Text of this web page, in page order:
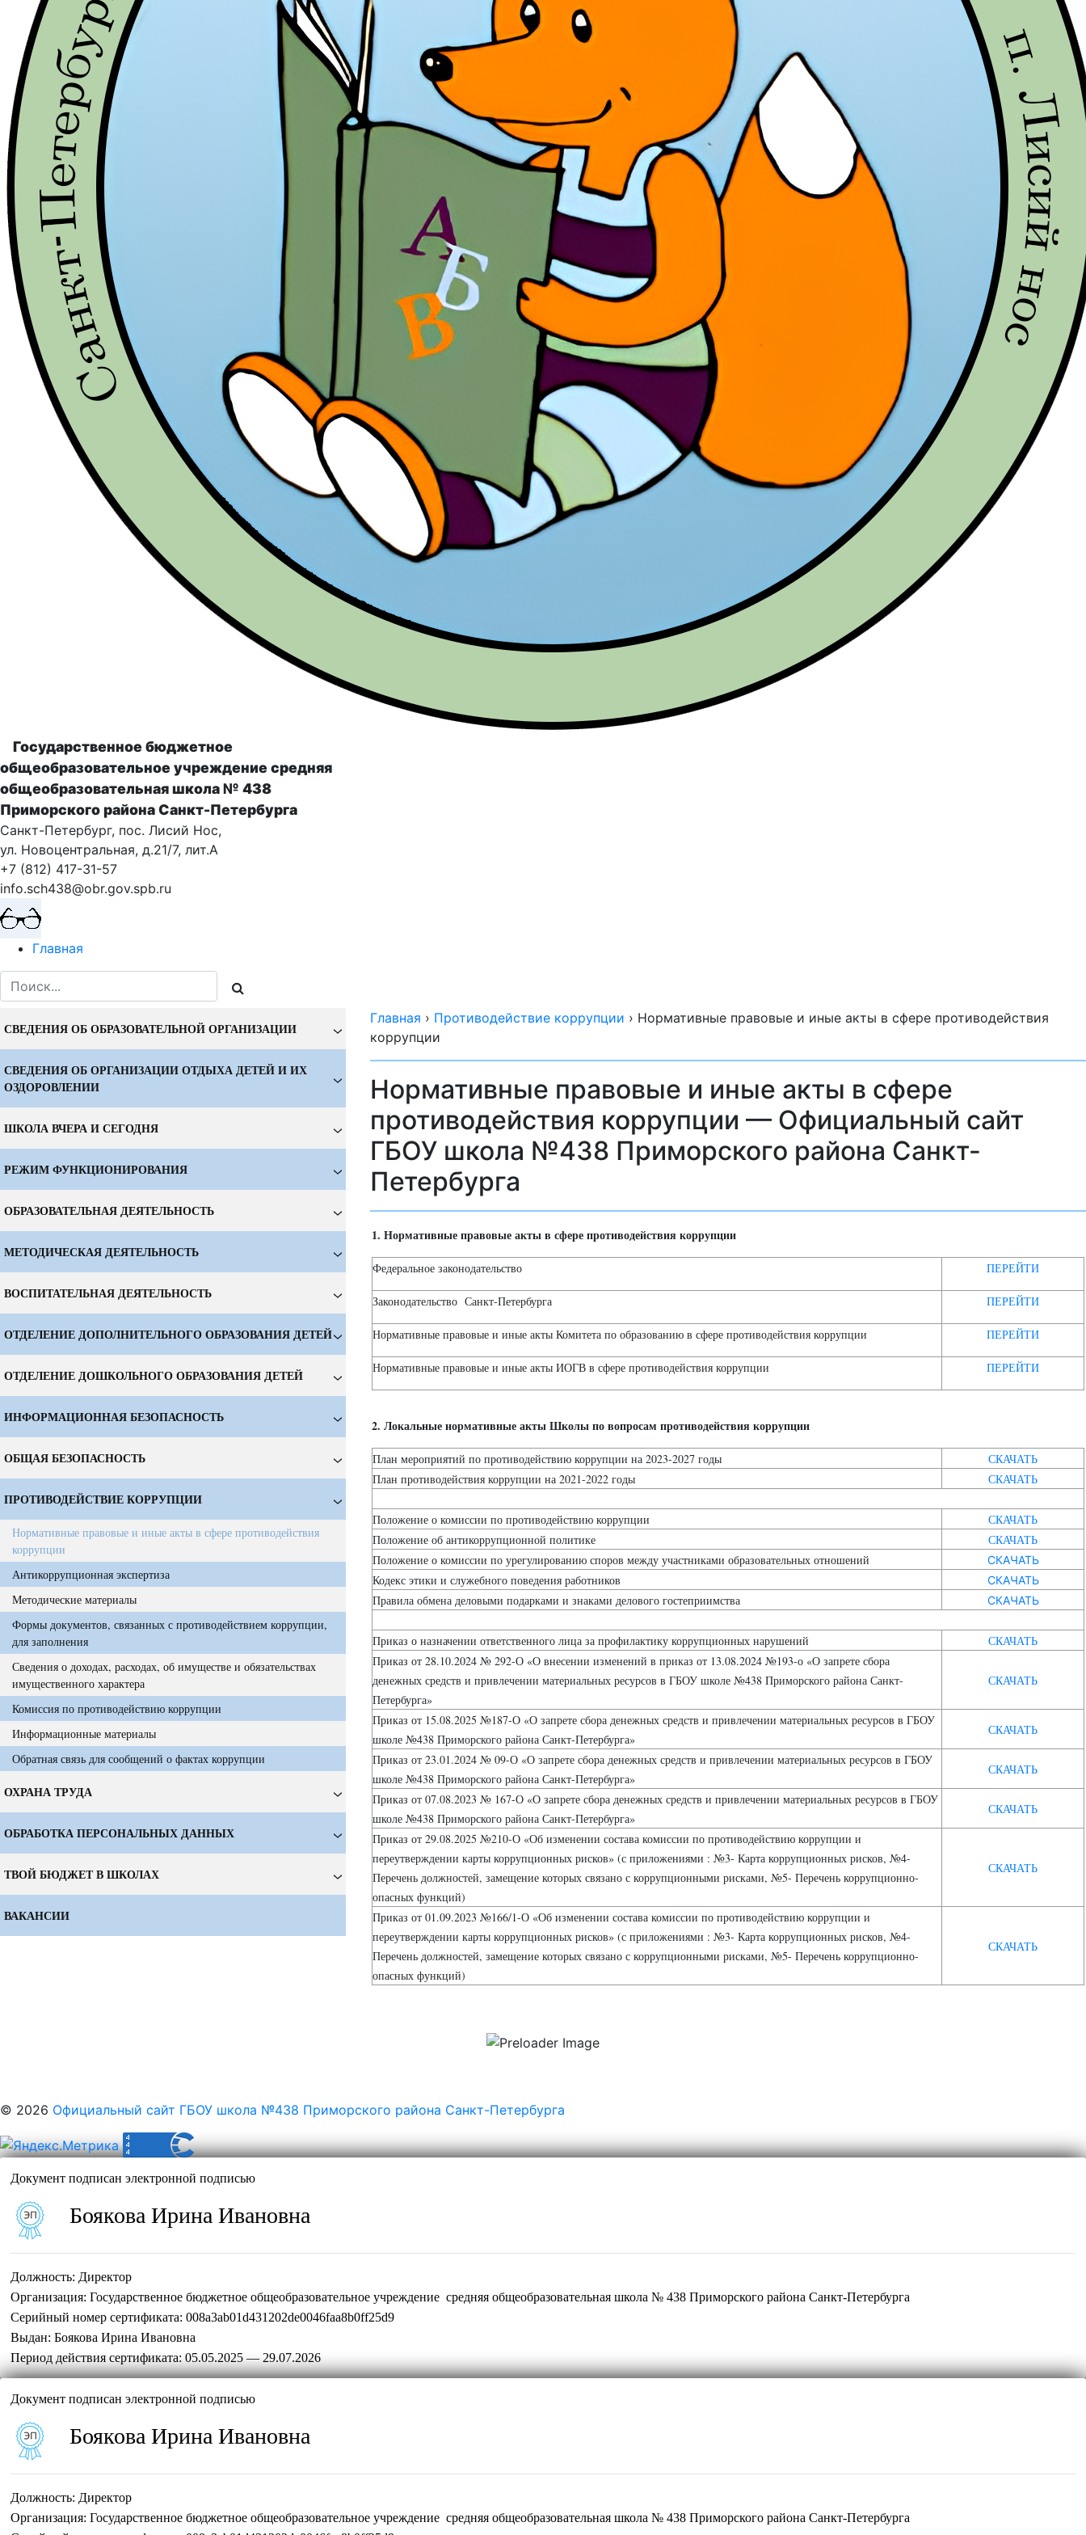
Государственное бюджетное
общеобразовательное учреждение cредняя
общеобразовательная школа № 438
Приморского района Санкт-Петербурга
Санкт-Петербург, пос. Лисий Нос,
ул. Новоцентральная, д.21/7, лит.А
+7 (812) 417-31-57
info.sch438@obr.gov.spb.ru
Главная
СВЕДЕНИЯ ОБ ОБРАЗОВАТЕЛЬНОЙ ОРГАНИЗАЦИИ
СВЕДЕНИЯ ОБ ОРГАНИЗАЦИИ ОТДЫХА ДЕТЕЙ И ИХ
ОЗДОРОВЛЕНИИ
ШКОЛА ВЧЕРА И СЕГОДНЯ
РЕЖИМ ФУНКЦИОНИРОВАНИЯ
ОБРАЗОВАТЕЛЬНАЯ ДЕЯТЕЛЬНОСТЬ
МЕТОДИЧЕСКАЯ ДЕЯТЕЛЬНОСТЬ
ВОСПИТАТЕЛЬНАЯ ДЕЯТЕЛЬНОСТЬ
ОТДЕЛЕНИЕ ДОПОЛНИТЕЛЬНОГО ОБРАЗОВАНИЯ ДЕТЕЙ
ОТДЕЛЕНИЕ ДОШКОЛЬНОГО ОБРАЗОВАНИЯ ДЕТЕЙ
ИНФОРМАЦИОННАЯ БЕЗОПАСНОСТЬ
ОБЩАЯ БЕЗОПАСНОСТЬ
ПРОТИВОДЕЙСТВИЕ КОРРУПЦИИ
Нормативные правовые и иные акты в сфере противодействия
коррупции
Антикоррупционная экспертиза
Методические материалы
Формы документов, связанных с противодействием коррупции,
для заполнения
Сведения о доходах, расходах, об имуществе и обязательствах
имущественного характера
Комиссия по противодействию коррупции
Информационные материалы
Обратная связь для сообщений о фактах коррупции
ОХРАНА ТРУДА
ОБРАБОТКА ПЕРСОНАЛЬНЫХ ДАННЫХ
ТВОЙ БЮДЖЕТ В ШКОЛАХ
ВАКАНСИИ
Главная › Противодействие коррупции › Нормативные правовые и иные акты в сфере противодействия
коррупции
Нормативные правовые и иные акты в сфере
противодействия коррупции — Официальный сайт
ГБОУ школа №438 Приморского района Санкт-
Петербурга
1. Нормативные правовые акты в сфере противодействия коррупции
Федеральное законодательство ПЕРЕЙТИ
Законодательство Санкт-Петербурга ПЕРЕЙТИ
Нормативные правовые и иные акты Комитета по образованию в сфере противодействия коррупции ПЕРЕЙТИ
Нормативные правовые и иные акты ИОГВ в сфере противодействия коррупции ПЕРЕЙТИ
2. Локальные нормативные акты Школы по вопросам противодействия коррупции
План мероприятий по противодействию коррупции на 2023-2027 годы
СКАЧАТЬ
План противодействия коррупции на 2021-2022 годы
СКАЧАТЬ
Положение о комиссии по противодействию коррупции
СКАЧАТЬ
Положение об антикоррупционной политике
СКАЧАТЬ
Положение о комиссии по урегулированию споров между участниками образовательных отношений
СКАЧАТЬ
Кодекс этики и служебного поведения работников СКАЧАТЬ
Правила обмена деловыми подарками и знаками делового гостеприимства СКАЧАТЬ
Приказ о назначении ответственного лица за профилактику коррупционных нарушений
СКАЧАТЬ
Приказ от 28.10.2024 № 292-О «О внесении изменений в приказ от 13.08.2024 №193-о «О запрете сбора
денежных средств и привлечении материальных ресурсов в ГБОУ школе №438 Приморского района Санкт-
Петербурга»
СКАЧАТЬ
Приказ от 15.08.2025 №187-О «О запрете сбора денежных средств и привлечении материальных ресурсов в ГБОУ
школе №438 Приморского района Санкт-Петербурга»
СКАЧАТЬ
Приказ от 23.01.2024 № 09-О «О запрете сбора денежных средств и привлечении материальных ресурсов в ГБОУ
школе №438 Приморского района Санкт-Петербурга»
СКАЧАТЬ
Приказ от 07.08.2023 № 167-О «О запрете сбора денежных средств и привлечении материальных ресурсов в ГБОУ
школе №438 Приморского района Санкт-Петербурга»
СКАЧАТЬ
Приказ от 29.08.2025 №210-О «Об изменении состава комиссии по противодействию коррупции и
переутверждении карты коррупционных рисков» (с приложениями : №3- Карта коррупционных рисков, №4-
Перечень должностей, замещение которых связано с коррупционными рисками, №5- Перечень коррупционно-
опасных функций)
СКАЧАТЬ
Приказ от 01.09.2023 №166/1-О «Об изменении состава комиссии по противодействию коррупции и
переутверждении карты коррупционных рисков» (с приложениями : №3- Карта коррупционных рисков, №4-
Перечень должностей, замещение которых связано с коррупционными рисками, №5- Перечень коррупционно-
опасных функций)
СКАЧАТЬ
© 2026 Официальный сайт ГБОУ школа №438 Приморского района Санкт-Петербурга
Документ подписан электронной подписью
Боякова Ирина Ивановна
Должность: Директор
Организация: Государственное бюджетное общеобразовательное учреждение средняя общеобразовательная школа № 438 Приморского района Санкт-Петербурга
Серийный номер сертификата: 008a3ab01d431202de0046faa8b0ff25d9
Выдан: Боякова Ирина Ивановна
Период действия сертификата: 05.05.2025 — 29.07.2026
Документ подписан электронной подписью
Боякова Ирина Ивановна
Должность: Директор
Организация: Государственное бюджетное общеобразовательное учреждение средняя общеобразовательная школа № 438 Приморского района Санкт-Петербурга